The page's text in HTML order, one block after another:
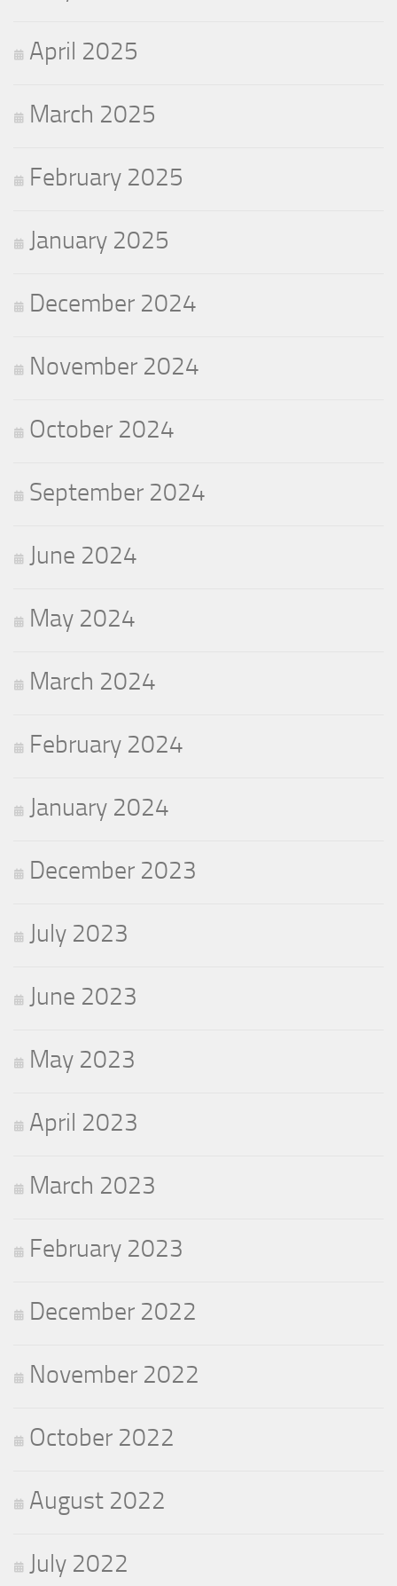
April 2025
March 2025
February 2025
January 2025
December 2024
November 2024
October 2024
September 2024
June 2024
May 2024
March 2024
February 2024
January 2024
December 2023
July 2023
June 2023
May 2023
April 2023
March 2023
February 2023
December 2022
November 2022
October 2022
August 2022
July 2022